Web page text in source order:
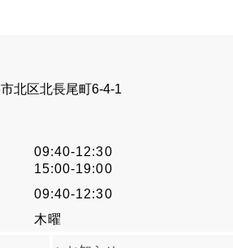
北区北長尾町6-4-1
09:40-12:30
15:00-19:00
09:40-12:30
木曜